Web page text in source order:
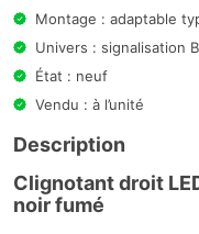
Montage : adaptable
Univers : signalisation
État : neuf
Vendu : à l’unité
Description
Clignotant droit
noir fumé